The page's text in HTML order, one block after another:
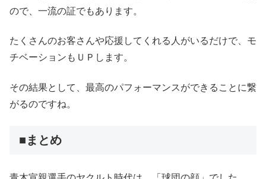
ので、一流の証でもあります。
たくさんのお客さんや応援してくれる人がいるだけで、モ
チベーションもＵＰします。
その結果として、最高のパフォーマンスができることに繋
がるのですね。
■まとめ